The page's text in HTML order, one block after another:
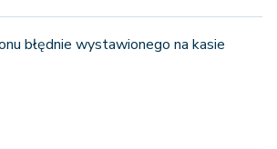
błędnie wystawionego na kasie